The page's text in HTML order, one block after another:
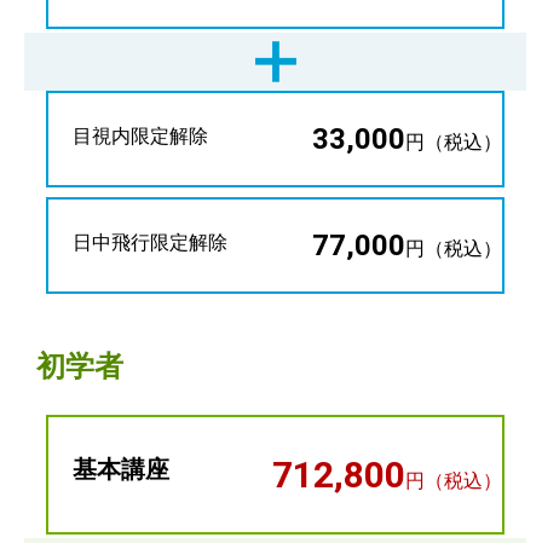
目視内限定解除 33,000円（税込）
日中飛行限定解除 77,000円（税込）
初学者
基本講座 712,800円（税込）